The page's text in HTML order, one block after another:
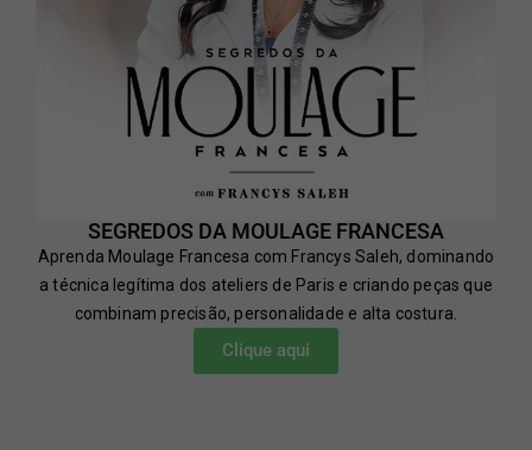
SEGREDOS DA MOULAGE FRANCESA
Aprenda Moulage Francesa com Francys Saleh, dominando
a técnica legítima dos ateliers de Paris e criando peças que
combinam precisão, personalidade e alta costura.
Clique aqui